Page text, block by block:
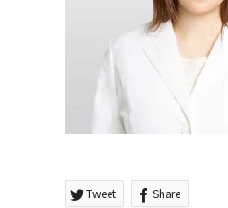
Tweet Share